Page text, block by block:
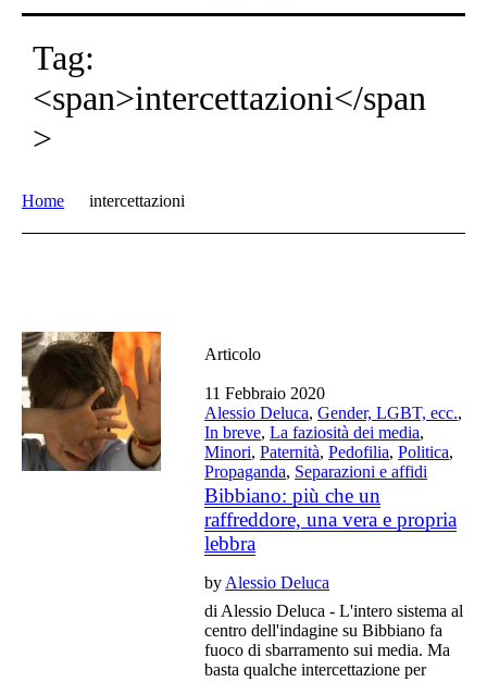
Tag:
<span>intercettazioni</span
>
Home intercettazioni
Articolo
11 Febbraio 2020
Alessio Deluca,Gender, LGBT, ecc.,
In breve,La faziosità dei media,
Minori,Paternità,Pedofilia,Politica,
Propaganda, Separazioni e affidi
Bibbiano: più che un
raffreddore, una vera e propria
lebbra
by Alessio Deluca
di Alessio Deluca - L'intero sistema al
centro dell'indagine su Bibbiano fa
fuoco di sbarramento sui media. Ma
basta qualche intercettazione per